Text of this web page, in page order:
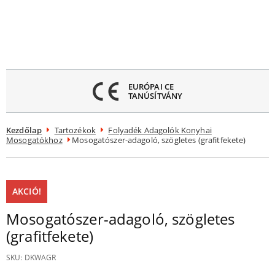
EURÓPAI CE
TANÚSÍTVÁNY
Kezdőlap Tartozékok
Folyadék Adagolók Konyhai
Mosogatókhoz
Mosogatószer-adagoló, szögletes (grafitfekete)
Mosogatószer-adagoló, szögletes
(grafitfekete)
AKCIÓ!
SKU: DKWAGR